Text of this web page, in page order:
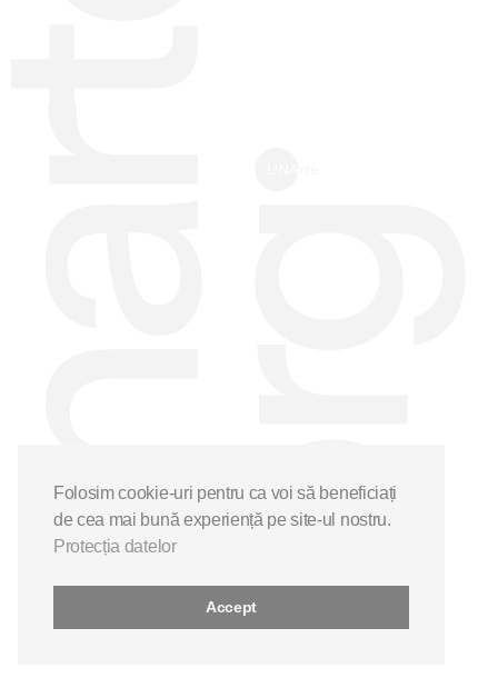
Folosim cookie-uri pentru ca voi să beneficiați
de cea mai bună experiență pe site-ul nostru.
Protecția datelor
Accept